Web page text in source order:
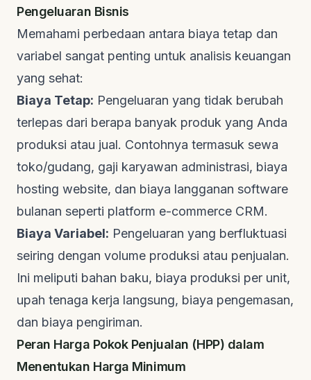
Pengeluaran Bisnis
Memahami perbedaan antara biaya tetap dan
variabel sangat penting untuk analisis keuangan
yang sehat:
Biaya Tetap: Pengeluaran yang tidak berubah
terlepas dari berapa banyak produk yang Anda
produksi atau jual. Contohnya termasuk sewa
toko/gudang, gaji karyawan administrasi, biaya
hosting website, dan biaya langganan software
bulanan seperti platform e-commerce CRM.
Biaya Variabel: Pengeluaran yang berfluktuasi
seiring dengan volume produksi atau penjualan.
Ini meliputi bahan baku, biaya produksi per unit,
upah tenaga kerja langsung, biaya pengemasan,
dan biaya pengiriman.
Peran Harga Pokok Penjualan (HPP) dalam
Menentukan Harga Minimum